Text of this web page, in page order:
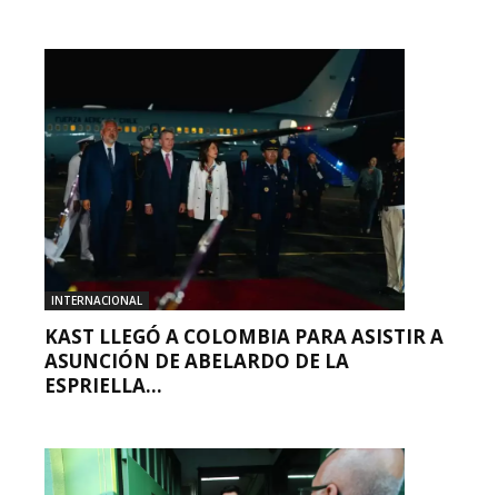
INTERNACIONAL
KAST LLEGÓ A COLOMBIA PARA ASISTIR A
ASUNCIÓN DE ABELARDO DE LA
ESPRIELLA...